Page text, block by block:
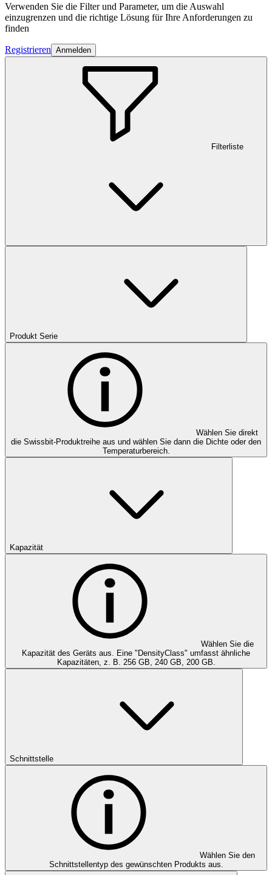
Verwenden Sie die Filter und Parameter, um die Auswahl
einzugrenzen und die richtige Lösung für Ihre Anforderungen zu
finden
Registrieren Anmelden
Filterliste
Produkt Serie
Wählen Sie direkt
die Swissbit-Produktreihe aus und wählen Sie dann die Dichte oder den
Temperaturbereich.
Kapazität
Wählen Sie die
Kapazität des Geräts aus. Eine "DensityClass" umfasst ähnliche
Kapazitäten, z. B. 256 GB, 240 GB, 200 GB.
Schnittstelle
Wählen Sie den
Schnittstellentyp des gewünschten Produkts aus.